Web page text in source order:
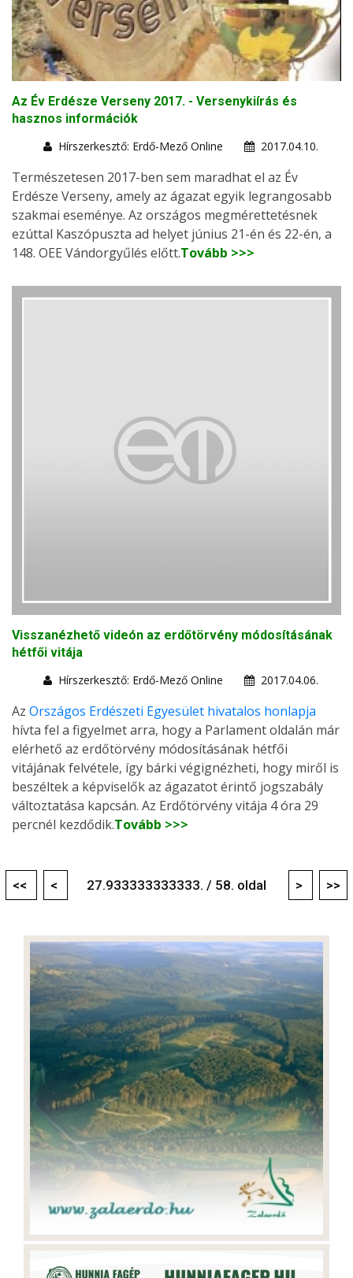
Az Év Erdésze Verseny 2017. - Versenykiírás és
hasznos információk
Hírszerkesztő: Erdő-Mező Online
2017.04.10.
Természetesen 2017-ben sem maradhat el az Év
Erdésze Verseny, amely az ágazat egyik legrangosabb
szakmai eseménye. Az országos megmérettetésnek
ezúttal Kaszópuszta ad helyet június 21-én és 22-én, a
148. OEE Vándorgyűlés előtt.Tovább >>>
Visszanézhető videón az erdőtörvény módosításának
hétfői vitája
Hírszerkesztő: Erdő-Mező Online
2017.04.06.
Az Országos Erdészeti Egyesület hivatalos honlapja
hívta fel a figyelmet arra, hogy a Parlament oldalán már
elérhető az erdőtörvény módosításának hétfői
vitájának felvétele, így bárki végignézheti, hogy miről is
beszéltek a képviselők az ágazatot érintő jogszabály
változtatása kapcsán. Az Erdőtörvény vitája 4 óra 29
percnél kezdődik.Tovább >>>
<< < 27.933333333333. / 58. oldal > >>